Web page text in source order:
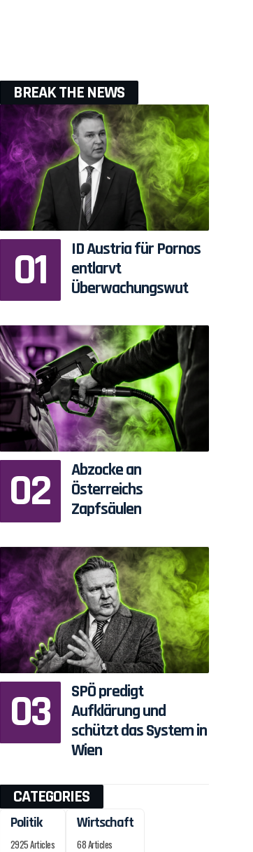
BREAK THE NEWS
ID Austria für Pornos
entlarvt
Überwachungswut
Abzocke an
Österreichs
Zapfsäulen
SPÖ predigt
Aufklärung und
schützt das System in
Wien
CATEGORIES
Politik
2925 Articles
Wirtschaft
68 Articles